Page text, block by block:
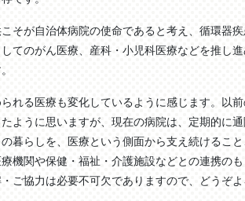
そが自治体病院の使命であると考え、循環器
てのがん医療、産科・小児科医療などを推し
れる医療も変化しているように感じます。以
ように思いますが、現在の病院は、定期的に
暮らしを、医療という側面から支え続けるこ
機関や保健・福祉・介護施設などとの連携の
ご協力は必要不可欠でありますので、どうぞよ